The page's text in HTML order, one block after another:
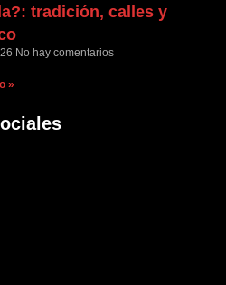
tradición, calles y
No hay comentarios
»